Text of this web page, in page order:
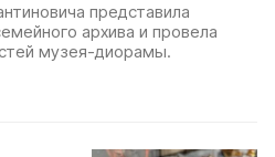
представила
архива и провела
музея-диорамы.